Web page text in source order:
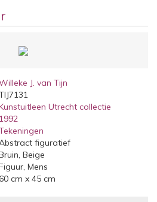
J. van Tijn
Utrecht collectie
1992
figuratief
Beige
Mens
cm x 45 cm